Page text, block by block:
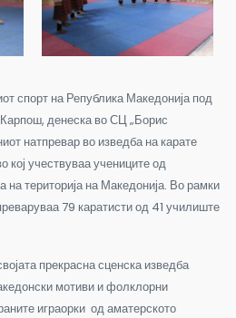
спорт на Република Македонија под
денеска во СЦ „Борис
натпревар во изведба на карате
кој учествуваа учениците од
територија на Македонија. Во рамки
79 каратисти од 41 училиште
прекрасна сценска изведба
мотиви и фолклорни
играорки од аматерското